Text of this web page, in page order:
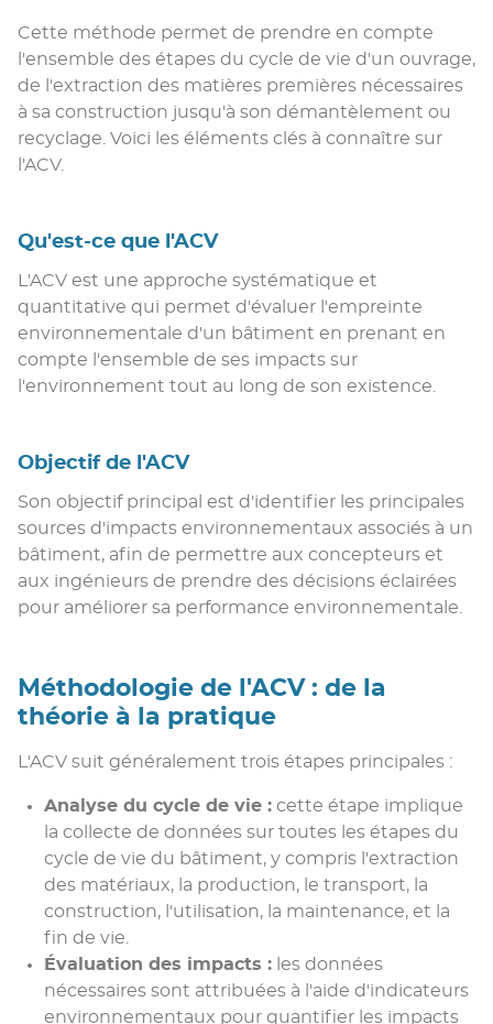
Cette méthode permet de prendre en compte
l'ensemble des étapes du cycle de vie d'un ouvrage,
de l'extraction des matières premières nécessaires
à sa construction jusqu'à son démantèlement ou
recyclage. Voici les éléments clés à connaître sur
l'ACV.
Qu'est-ce que l'ACV
L'ACV est une approche systématique et
quantitative qui permet d'évaluer l'empreinte
environnementale d'un bâtiment en prenant en
compte l'ensemble de ses impacts sur
l'environnement tout au long de son existence.
Objectif de l'ACV
Son objectif principal est d'identifier les principales
sources d'impacts environnementaux associés à un
bâtiment, afin de permettre aux concepteurs et
aux ingénieurs de prendre des décisions éclairées
pour améliorer sa performance environnementale.
Méthodologie de l'ACV : de la
théorie à la pratique
L'ACV suit généralement trois étapes principales :
Analyse du cycle de vie : cette étape implique
la collecte de données sur toutes les étapes du
cycle de vie du bâtiment, y compris l'extraction
des matériaux, la production, le transport, la
construction, l'utilisation, la maintenance, et la
fin de vie.
Évaluation des impacts : les données
nécessaires sont attribuées à l'aide d'indicateurs
environnementaux pour quantifier les impacts